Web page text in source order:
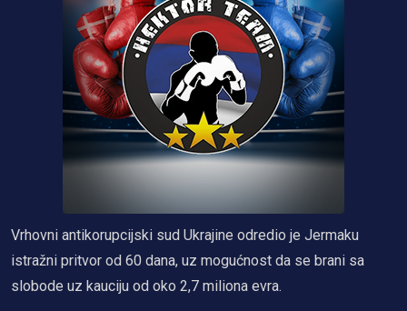
Vrhovni antikorupcijski sud Ukrajine odredio je Jermaku
istražni pritvor od 60 dana, uz mogućnost da se brani sa
slobode uz kauciju od oko 2,7 miliona evra.